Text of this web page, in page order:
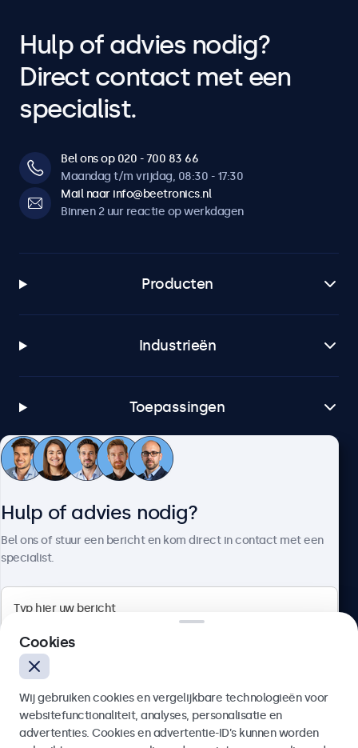
Hulp of advies nodig?
Direct contact met een
specialist.
Bel ons op 020 - 700 83 66
Maandag t/m vrijdag, 08:30 - 17:30
Mail naar info@beetronics.nl
Binnen 2 uur reactie op werkdagen
Producten
Industrieën
Toepassingen
Klantenservice
4.8/5 door 5000+ bedrijven
Nederlands
Hulp of advies nodig?
Bel ons of stuur een bericht en kom direct in contact met een
specialist.
Cookies
Wij gebruiken cookies en vergelijkbare technologieën voor
websitefunctionaliteit, analyses, personalisatie en
advertenties. Cookies en advertentie-ID’s kunnen worden